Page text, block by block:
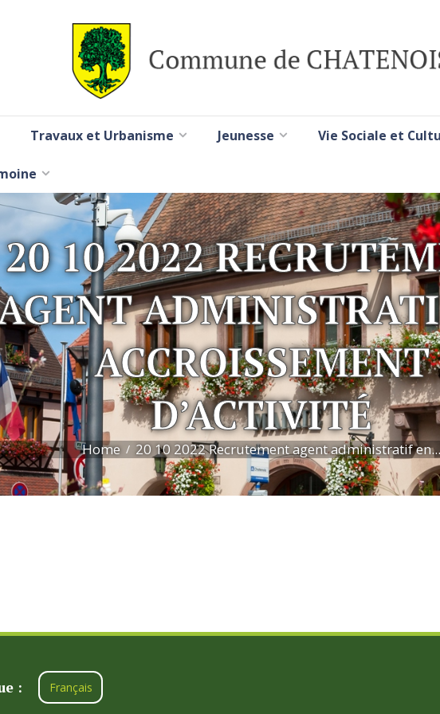
Travaux et Urbanisme Jeunesse Vie Sociale et
20 10 2022
ACCROISSEMENT
D’ACTIVITÉ
Home 20 10 2022 Recrutement agent administratif en...
: Français